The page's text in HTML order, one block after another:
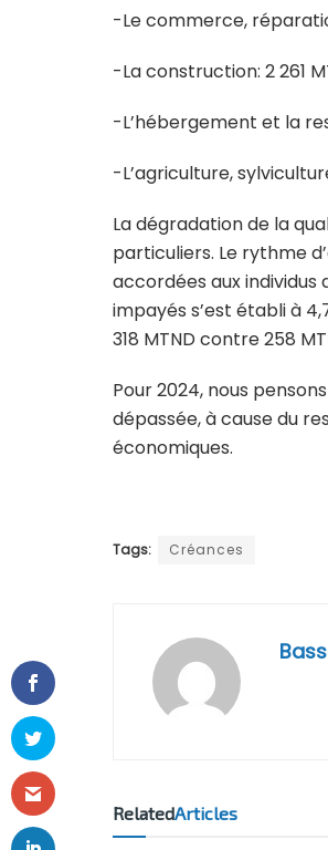
-Le commerce,
-La construction: 2 261
-L’hébergement et la
-L’agriculture,
La dégradation de la
particuliers. Le rythme
accordées aux individus
impayés s’est établi à
318 MTND contre 258
Pour 2024, nous
dépassée, à cause du
économiques.
Tags: Créances
RelatedArticles